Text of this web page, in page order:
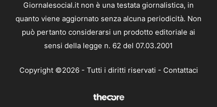
Giornalesocial.it non è una testata giornalistica, in
quanto viene aggiornato senza alcuna periodicità. Non
può pertanto considerarsi un prodotto editoriale ai
sensi della legge n. 62 del 07.03.2001
Copyright ©2026 - Tutti i diritti riservati - Contattaci